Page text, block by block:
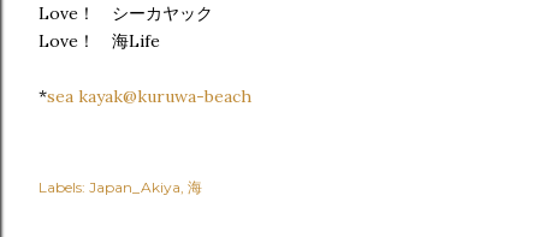
Love！ シーカヤック
Love！ 海Life
*sea kayak@kuruwa-beach
Labels: Japan_Akiya 海